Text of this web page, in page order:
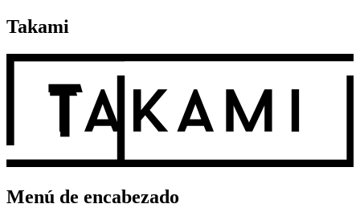
Takami
Menú de encabezado